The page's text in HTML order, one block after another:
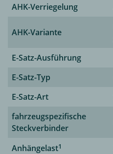
AHK-Verriegelung
AHK-Variante
E-Satz-Ausführung
E-Satz-Typ
E-Satz-Art
fahrzeugspezifische
Steckverbinder
Anhängelast1